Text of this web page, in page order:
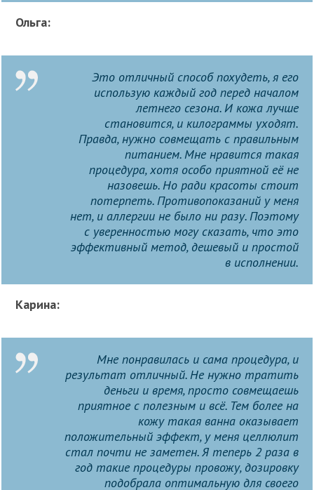
Ольга:
Это отличный способ похудеть, я его
использую каждый год перед началом
летнего сезона. И кожа лучше
становится, и килограммы уходят.
Правда, нужно совмещать с правильным
питанием. Мне нравится такая
процедура, хотя особо приятной её не
назовешь. Но ради красоты стоит
потерпеть. Противопоказаний у меня
нет, и аллергии не было ни разу. Поэтому
с уверенностью могу сказать, что это
эффективный метод, дешевый и простой
в исполнении.
Карина:
Мне понравилась и сама процедура, и
результат отличный. Не нужно тратить
деньги и время, просто совмещаешь
приятное с полезным и всё. Тем более на
кожу такая ванна оказывает
положительный эффект, у меня целлюлит
стал почти не заметен. Я теперь 2 раза в
год такие процедуры провожу, дозировку
подобрала оптимальную для своего